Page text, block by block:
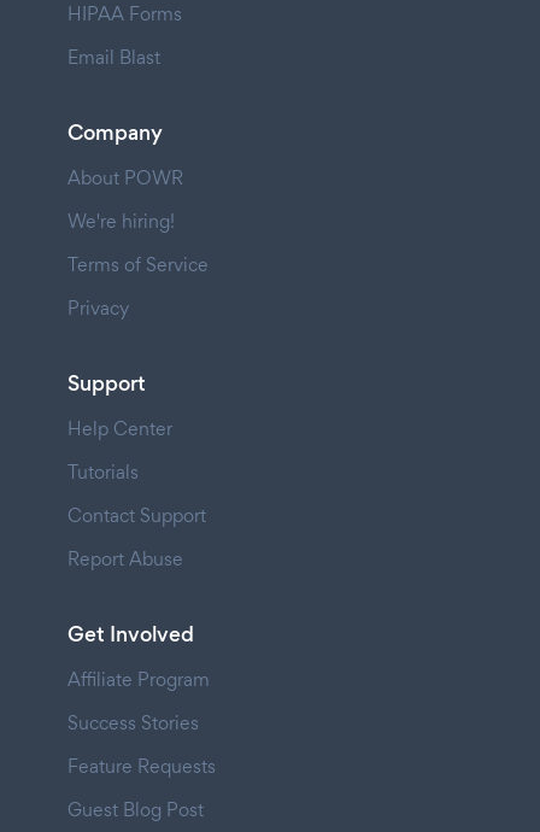
HIPAA Forms
Email Blast
Company
About POWR
We're hiring!
Terms of Service
Privacy
Support
Help Center
Tutorials
Contact Support
Report Abuse
Get Involved
Affiliate Program
Success Stories
Feature Requests
Guest Blog Post